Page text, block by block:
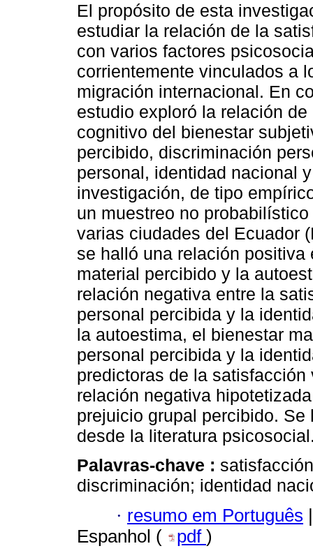
El propósito de esta
estudiar la relación de la
con varios factores
corrientemente vinculados a
migración internacional. En
estudio exploró la relación
cognitivo del bienestar
percibido, discriminación
personal, identidad nacional
investigación, de tipo
un muestreo no
varias ciudades del Ecuador
se halló una relación
material percibido y la
relación negativa entre la
personal percibida y la
la autoestima, el bienestar
personal percibida y la
predictoras de la
relación negativa
prejuicio grupal percibido.
desde la literatura
Palavras-chave :
discriminación; identidad
· resumo em Português |
Espanhol (
pdf )